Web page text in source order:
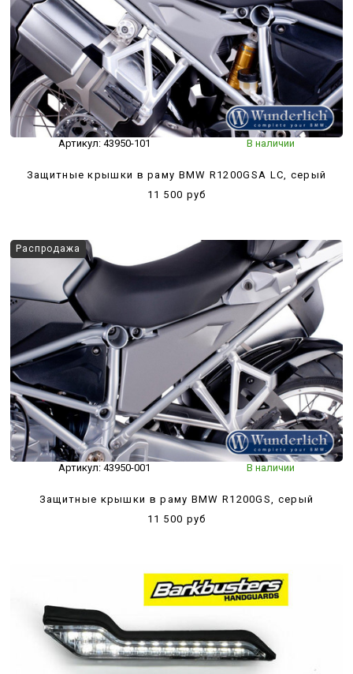
Артикул: 43950-101 В наличии
Защитные крышки в раму BMW R1200GSA LC, серый
11 500 руб
Распродажа
Артикул: 43950-001 В наличии
Защитные крышки в раму BMW R1200GS, серый
11 500 руб